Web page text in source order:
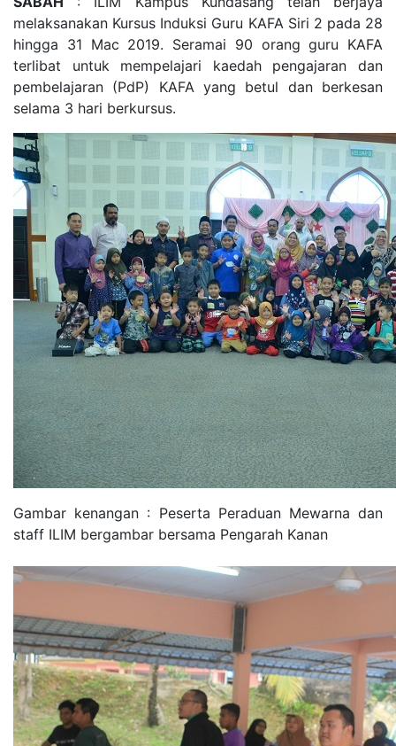
melaksanakan Kursus Induksi Guru KAFA Siri 2 pada 28
hingga 31 Mac 2019. Seramai 90 orang guru KAFA
terlibat untuk mempelajari kaedah pengajaran dan
pembelajaran (PdP) KAFA yang betul dan berkesan
selama 3 hari berkursus.
Gambar kenangan : Peserta Peraduan Mewarna dan
staff ILIM bergambar bersama Pengarah Kanan